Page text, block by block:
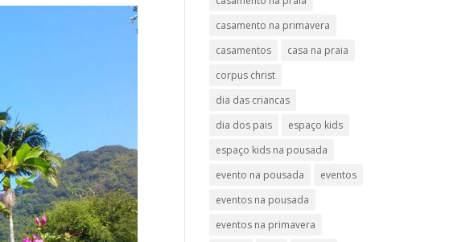
casamento na primavera
casamentos
casa na praia
corpus christ
dia das criancas
dia dos pais
espaço kids
espaço kids na pousada
evento na pousada
eventos
eventos na pousada
eventos na primavera